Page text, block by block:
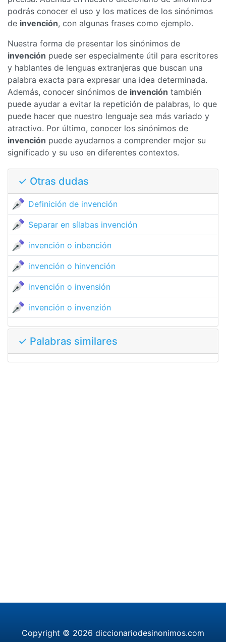
podrás conocer el uso y los matices de los sinónimos
de invención, con algunas frases como ejemplo.
Nuestra forma de presentar los sinónimos de
invención puede ser especialmente útil para escritores
y hablantes de lenguas extranjeras que buscan una
palabra exacta para expresar una idea determinada.
Además, conocer sinónimos de invención también
puede ayudar a evitar la repetición de palabras, lo que
puede hacer que nuestro lenguaje sea más variado y
atractivo. Por último, conocer los sinónimos de
invención puede ayudarnos a comprender mejor su
significado y su uso en diferentes contextos.
✓ Otras dudas
Definición de invención
Separar en sílabas invención
invención o inbención
invención o hinvención
invención o invensión
invención o invenzión
✓ Palabras similares
Copyright © 2026 diccionariodesinonimos.com